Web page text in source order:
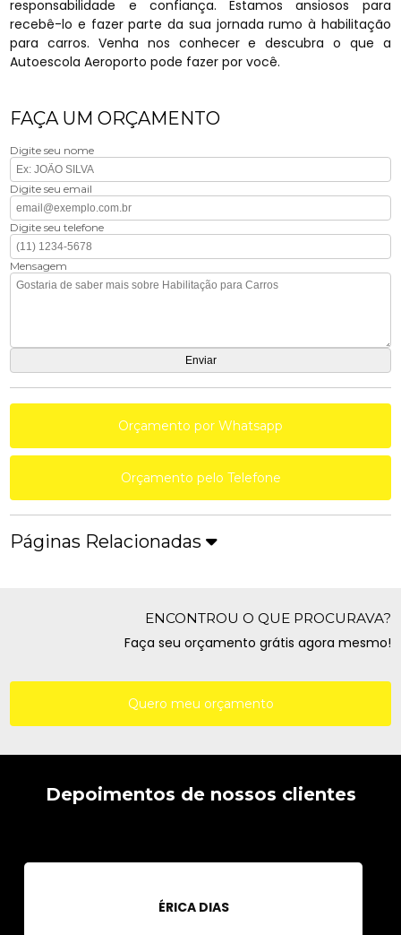
responsabilidade e confiança. Estamos ansiosos para
recebê-lo e fazer parte da sua jornada rumo à habilitação
para carros. Venha nos conhecer e descubra o que a
Autoescola Aeroporto pode fazer por você.
FAÇA UM ORÇAMENTO
Digite seu nome
Digite seu email
Digite seu telefone
Mensagem
Orçamento por Whatsapp
Orçamento pelo Telefone
Páginas Relacionadas
ENCONTROU O QUE PROCURAVA?
Faça seu orçamento grátis agora mesmo!
Quero meu orçamento
Depoimentos de nossos clientes
ÉRICA DIAS